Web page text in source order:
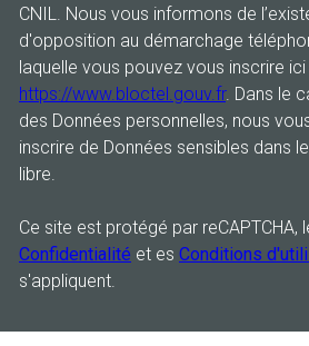
CNIL. Nous vous informons de
d'opposition au démarchage
laquelle vous pouvez vous inscrire ici
https://www.bloctel.gouv.fr. Dans le
des Données personnelles, nous
inscrire de Données sensibles dans
libre.
Ce site est protégé par reCAPTCHA,
Confidentialité et es Conditions
s'appliquent.